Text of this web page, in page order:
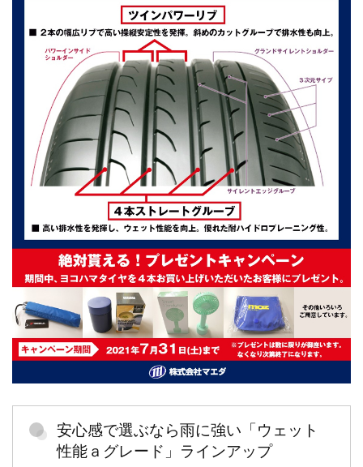
備
店
【く
る
ま
整
備
ド
ッ
ト
コ
ム】
安心感で選ぶなら雨に強い「ウェット
性能ａグレード」ラインアップ